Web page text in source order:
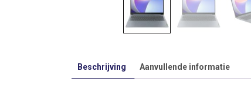
Beschrijving Aanvullende informatie